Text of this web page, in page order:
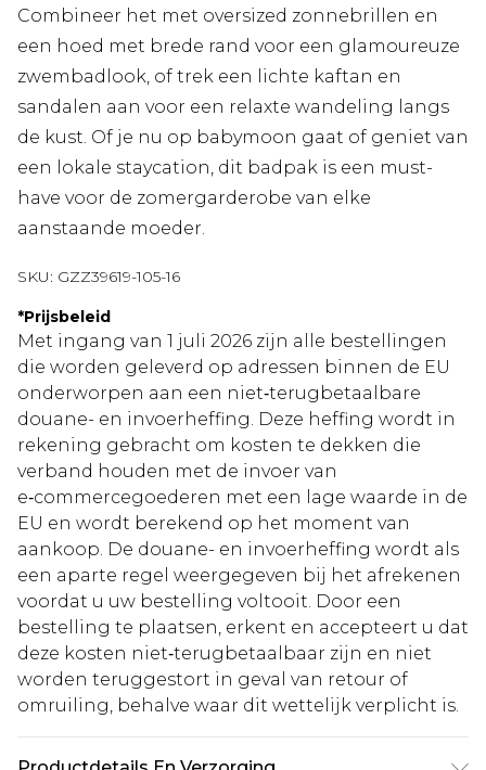
Combineer het met oversized zonnebrillen en
een hoed met brede rand voor een glamoureuze
zwembadlook, of trek een lichte kaftan en
sandalen aan voor een relaxte wandeling langs
de kust. Of je nu op babymoon gaat of geniet van
een lokale staycation, dit badpak is een must-
have voor de zomergarderobe van elke
aanstaande moeder.
SKU: GZZ39619-105-16
*Prijsbeleid
Met ingang van 1 juli 2026 zijn alle bestellingen
die worden geleverd op adressen binnen de EU
onderworpen aan een niet‑terugbetaalbare
douane- en invoerheffing. Deze heffing wordt in
rekening gebracht om kosten te dekken die
verband houden met de invoer van
e‑commercegoederen met een lage waarde in de
EU en wordt berekend op het moment van
aankoop. De douane- en invoerheffing wordt als
een aparte regel weergegeven bij het afrekenen
voordat u uw bestelling voltooit. Door een
bestelling te plaatsen, erkent en accepteert u dat
deze kosten niet‑terugbetaalbaar zijn en niet
worden teruggestort in geval van retour of
omruiling, behalve waar dit wettelijk verplicht is.